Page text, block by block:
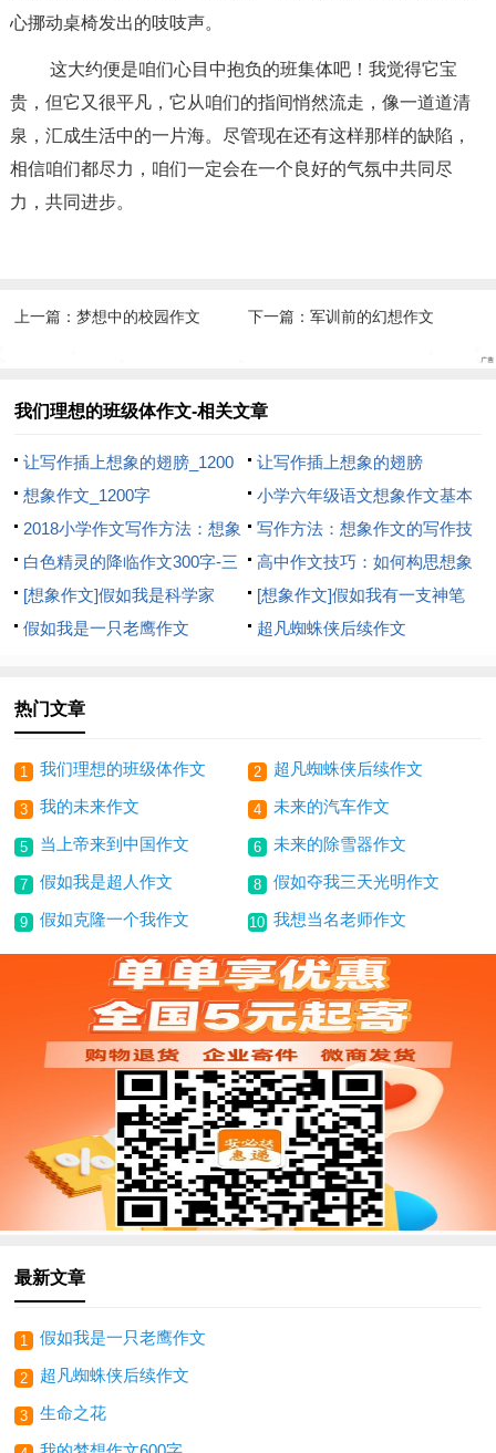
心挪动桌椅发出的吱吱声。
这大约便是咱们心目中抱负的班集体吧！我觉得它宝
贵，但它又很平凡，它从咱们的指间悄然流走，像一道道清
泉，汇成生活中的一片海。尽管现在还有这样那样的缺陷，
相信咱们都尽力，咱们一定会在一个良好的气氛中共同尽
力，共同进步。
上一篇：梦想中的校园作文 下一篇： 军训前的幻想作文
我们理想的班级体作文-相关文章
让写作插上想象的翅膀_1200
字
让写作插上想象的翅膀
想象作文_1200字
小学六年级语文想象作文基本
写作指导
2018小学作文写作方法：想象
作文入门
写作方法：想象作文的写作技
巧_1500字
白色精灵的降临作文300字-三
年级记叙文作文-呼我吧
高中作文技巧：如何构思想象
文
[想象作文]假如我是科学家
[想象作文]假如我有一支神笔
假如我是一只老鹰作文
超凡蜘蛛侠后续作文
热门文章
1 我们理想的班级体作文 2 超凡蜘蛛侠后续作文
3 我的未来作文 4 未来的汽车作文
5 当上帝来到中国作文 6 未来的除雪器作文
7 假如我是超人作文 8 假如夺我三天光明作文
9 假如克隆一个我作文 10 我想当名老师作文
最新文章
1 假如我是一只老鹰作文
2 超凡蜘蛛侠后续作文
3 生命之花